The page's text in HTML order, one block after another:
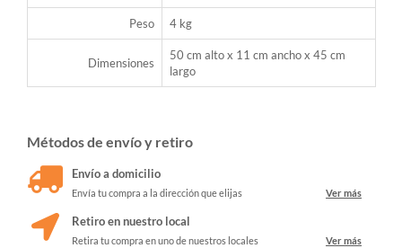
Peso 4 kg
Dimensiones
50 cm alto x 11 cm ancho x 45 cm
largo
Métodos de envío y retiro
Envío a domicilio
Envía tu compra a la dirección que elijas Ver más
Retiro en nuestro local
Retira tu compra en uno de nuestros locales Ver más